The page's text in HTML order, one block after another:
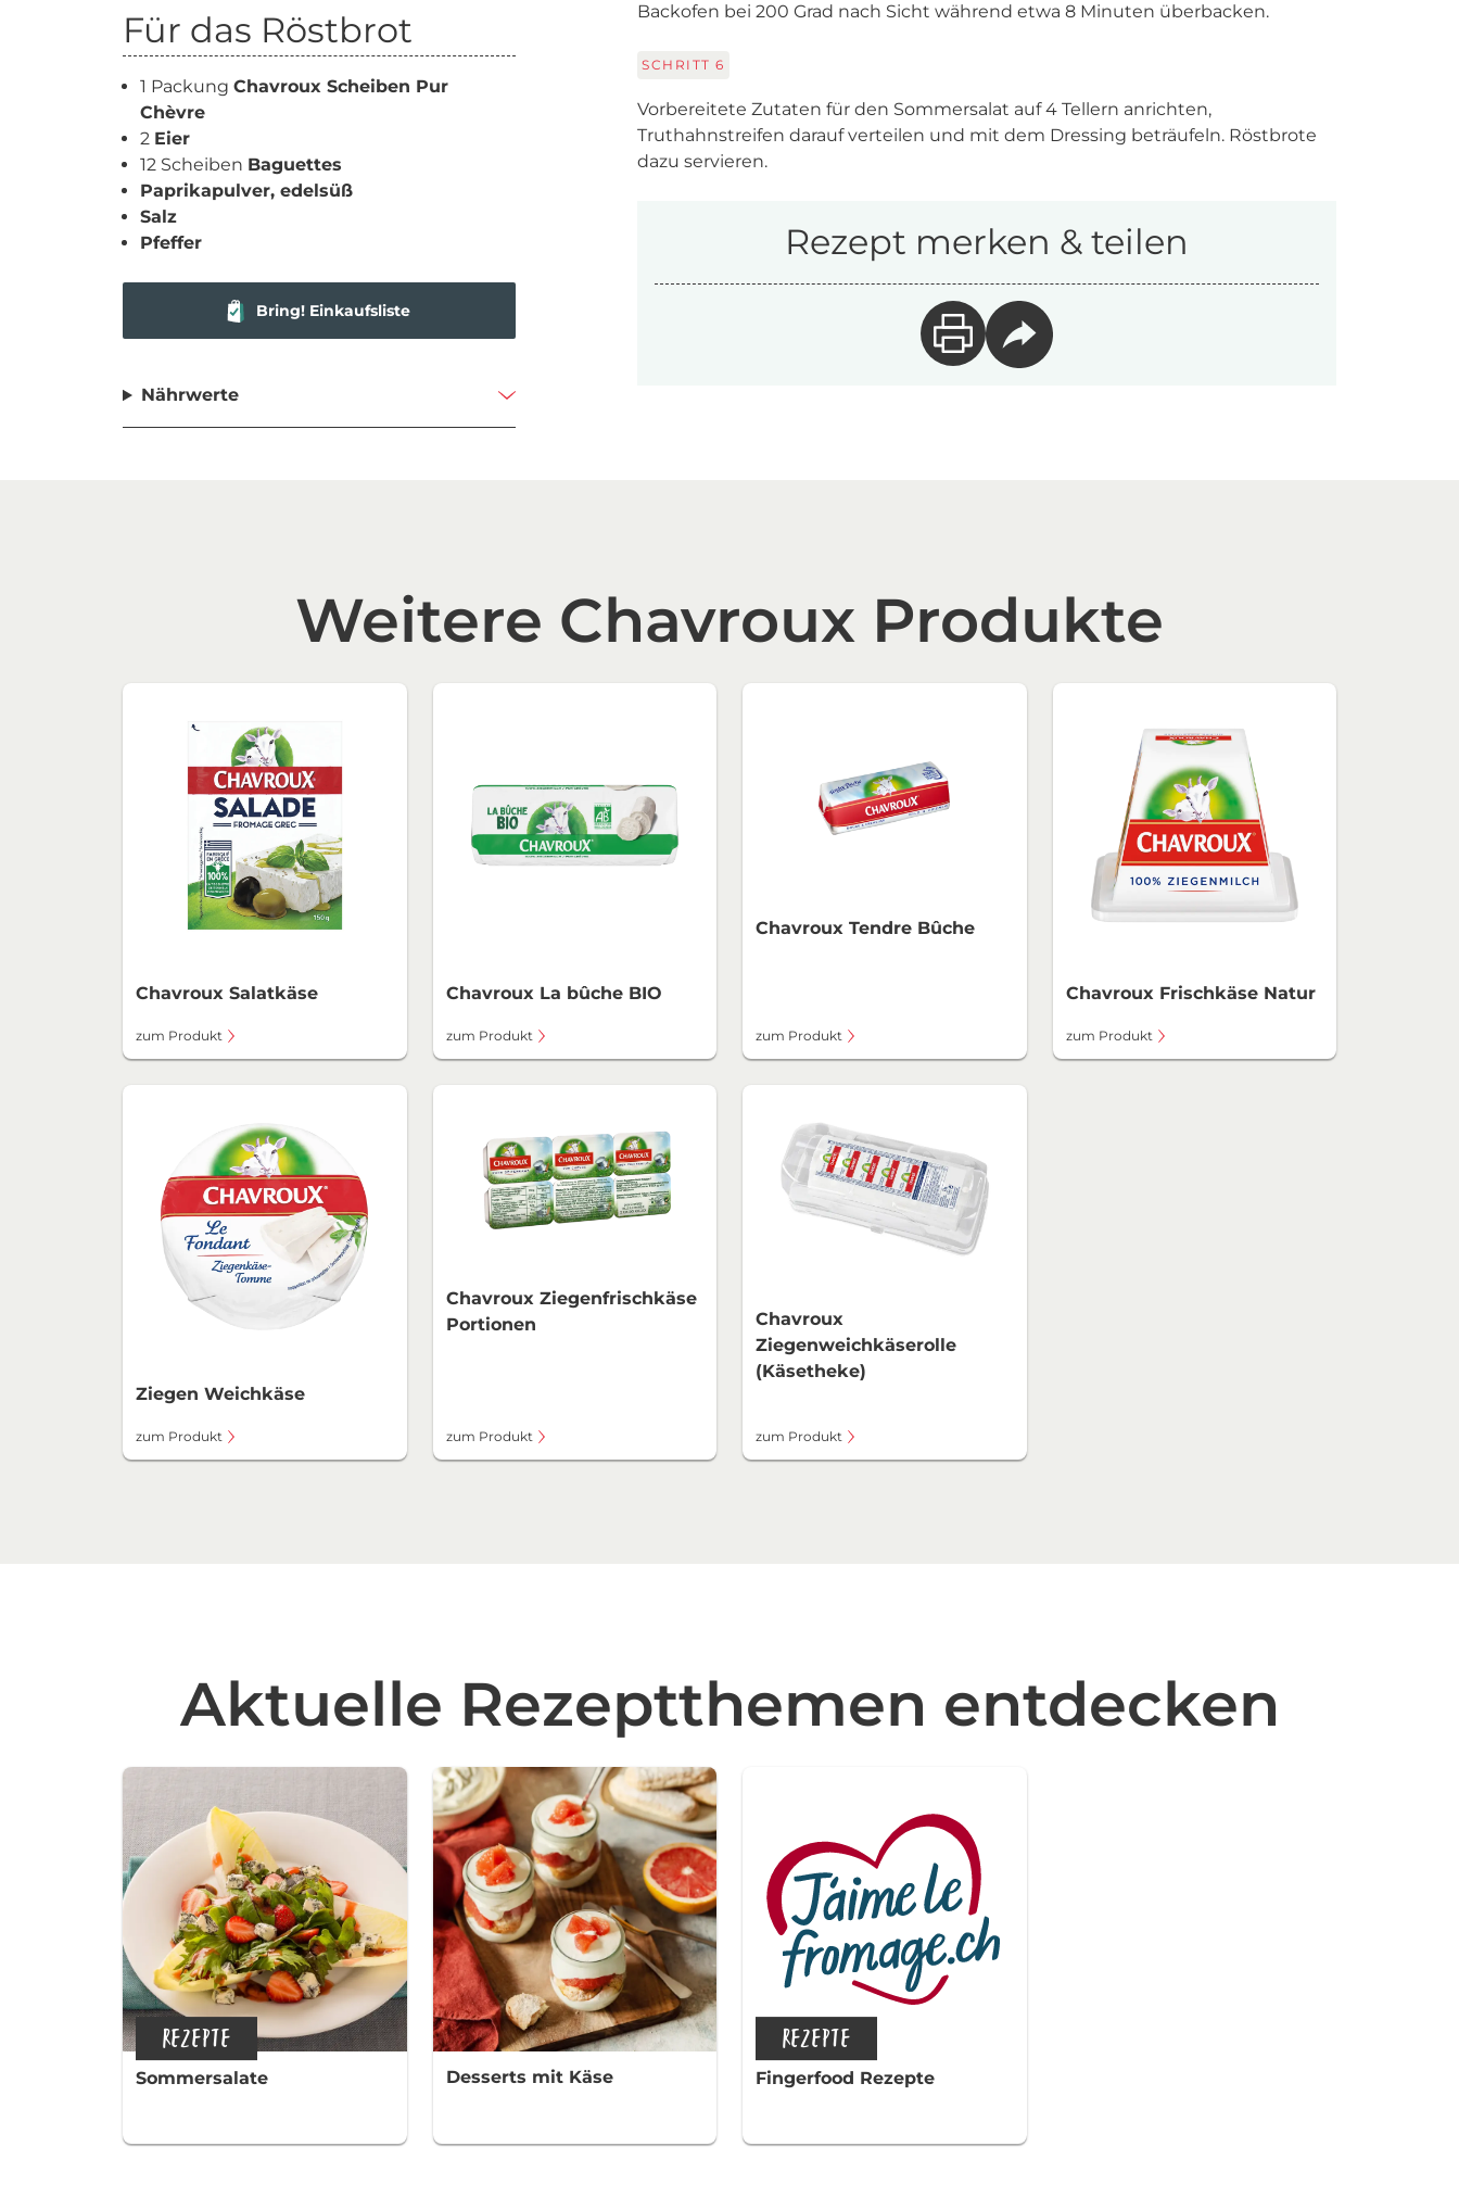
Für das Röstbrot
1 Packung Chavroux Scheiben Pur
Chèvre
2 Eier
12 Scheiben Baguettes
Paprikapulver, edelsüß
Salz
Pfeffer
Bring! Einkaufsliste
Nährwerte
Backofen bei 200 Grad nach Sicht während etwa 8 Minuten überbacken.
SCHRITT 6
Vorbereitete Zutaten für den Sommersalat auf 4 Tellern anrichten,
Truthahnstreifen darauf verteilen und mit dem Dressing beträufeln. Röstbrote
dazu servieren.
Rezept merken & teilen
Weitere Chavroux Produkte
Chavroux Salatkäse
zum Produkt
Chavroux La bûche BIO
zum Produkt
Chavroux Tendre Bûche
zum Produkt
Chavroux Frischkäse Natur
zum Produkt
Ziegen Weichkäse
zum Produkt
Chavroux Ziegenfrischkäse
Portionen
zum Produkt
Chavroux
Ziegenweichkäserolle
(Käsetheke)
zum Produkt
Aktuelle Rezeptthemen entdecken
REZEPTE
Sommersalate Desserts mit Käse
REZEPTE
Fingerfood Rezepte